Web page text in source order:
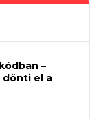
–
dönti el a